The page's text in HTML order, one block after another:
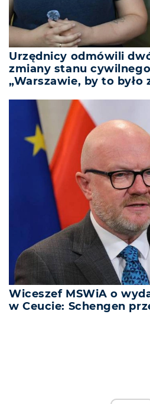
Urzędnicy odmówili
zmiany stanu cywilnego
„Warszawie, by to było
Wiceszef MSWiA o
w Ceucie: Schengen